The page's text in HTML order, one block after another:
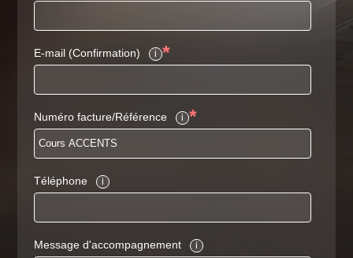
E-mail (Confirmation) i *
Numéro facture/Référence i *
Téléphone i
Message d'accompagnement i